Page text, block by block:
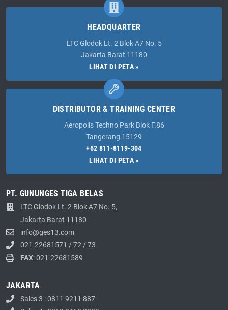
HEADQUARTER
LTC Glodok Lt. 2 Blok A7 No. 5
Jakarta Barat 11180
LIHAT DI PETA »
DISTRIBUTOR & TRAINING CENTER
Aeropolis Techno Park Blok F.86
Tangerang 15129
+62 811-8119-304
LIHAT DI PETA »
PT. GUNUNGES TIGA BELAS
LTC Glodok Lt. 2 Blok A7 No. 5,
Jakarta Barat 11180
info@ges13.com
021-22681571 / 72 / 73
FAX: 021-22681589
JAKARTA
Sales 3 : 0811 9211 887